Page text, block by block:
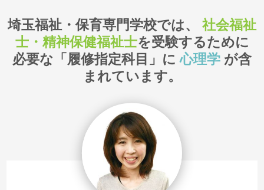
埼玉福祉・保育専門学校では、 社会福祉
士・精神保健福祉士を受験するために
必要な「履修指定科目」に心理学 が含
まれています。